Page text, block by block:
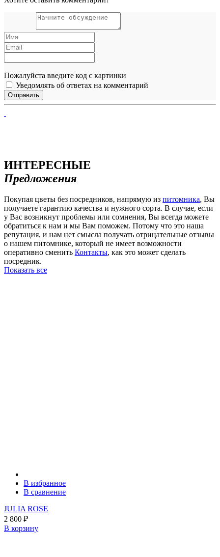
Пожалуйста введите код с картинки
Уведомлять об ответах на комментарий
ИНТЕРЕСНЫЕ
Предложения
Покупая цветы без посредников, напрямую из питомника, Вы
получаете гарантию качества и нужного сорта. В случае, если
у Вас возникнут проблемы или сомнения, Вы всегда можете
обратиться к нам и мы Вам поможем. Потому что это наша
репутация, и нам нет смысла получать отрицательные отзывы
о нашем питомнике, который не имеет возможности
оперативно сменить Контакты, как это может сделать
посредник.
Показать все
В избранное
В сравнение
JULIA ROSE
2 800 ₽
В корзину